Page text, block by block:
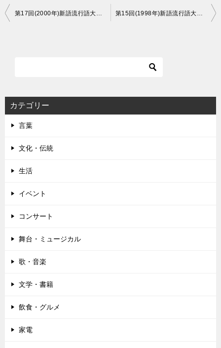
投
シ
ョ
第17回(2000年)新語流行語大賞の詳細情報をまとめました 第15回(1998年)新語流行語大賞の詳細情報をまとめました
カテゴリー
言葉
文化・伝統
生活
イベント
コンサート
舞台・ミュージカル
歌・音楽
文学・書籍
飲食・グルメ
家電